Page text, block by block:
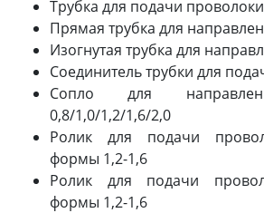
Трубка для подачи
Прямая трубка для
Изогнутая трубка для
Соединитель трубки для
Сопло для
0,8/1,0/1,2/1,6/2,0
Ролик для подачи
формы 1,2-1,6
Ролик для подачи
формы 1,2-1,6